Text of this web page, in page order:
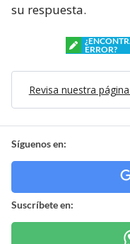
su respuesta.
ERROR?
Revisa nuestra
Síguenos en:
Suscríbete en: